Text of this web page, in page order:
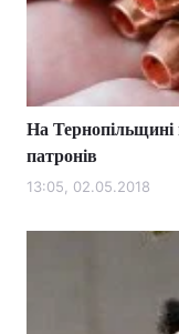
На Тернопільщині
патронів
13:05, 02.05.2018